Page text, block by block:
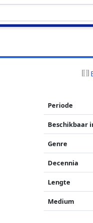
Periode
Beschikbaar
Genre
Decennia
Lengte
Medium